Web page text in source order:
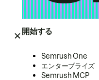
開始する
Semrush One
エンタープライズ
Semrush MCP